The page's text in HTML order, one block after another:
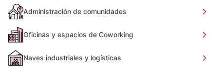
Administración de comunidades
Oficinas y espacios de Coworking
Naves industriales y logísticas